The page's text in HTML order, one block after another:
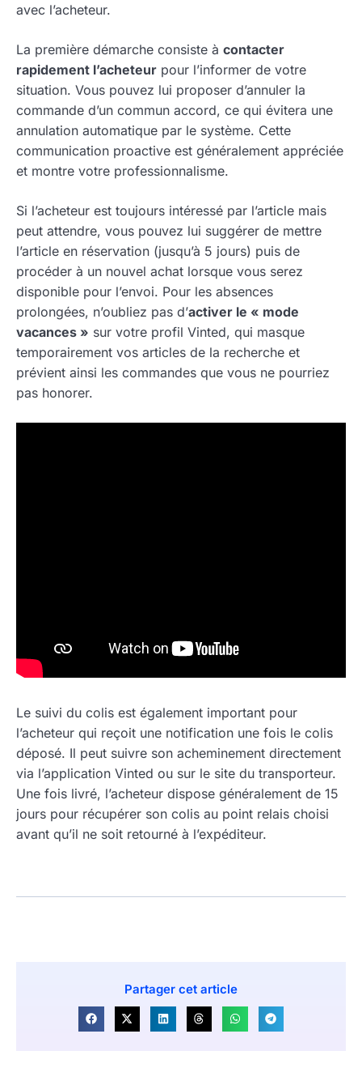
avec l’acheteur.
La première démarche consiste à contacter
rapidement l’acheteur pour l’informer de votre
situation. Vous pouvez lui proposer d’annuler la
commande d’un commun accord, ce qui évitera une
annulation automatique par le système. Cette
communication proactive est généralement appréciée
et montre votre professionnalisme.
Si l’acheteur est toujours intéressé par l’article mais
peut attendre, vous pouvez lui suggérer de mettre
l’article en réservation (jusqu’à 5 jours) puis de
procéder à un nouvel achat lorsque vous serez
disponible pour l’envoi. Pour les absences
prolongées, n’oubliez pas d’activer le « mode
vacances » sur votre profil Vinted, qui masque
temporairement vos articles de la recherche et
prévient ainsi les commandes que vous ne pourriez
pas honorer.
Le suivi du colis est également important pour
l’acheteur qui reçoit une notification une fois le colis
déposé. Il peut suivre son acheminement directement
via l’application Vinted ou sur le site du transporteur.
Une fois livré, l’acheteur dispose généralement de 15
jours pour récupérer son colis au point relais choisi
avant qu’il ne soit retourné à l’expéditeur.
Partager cet article